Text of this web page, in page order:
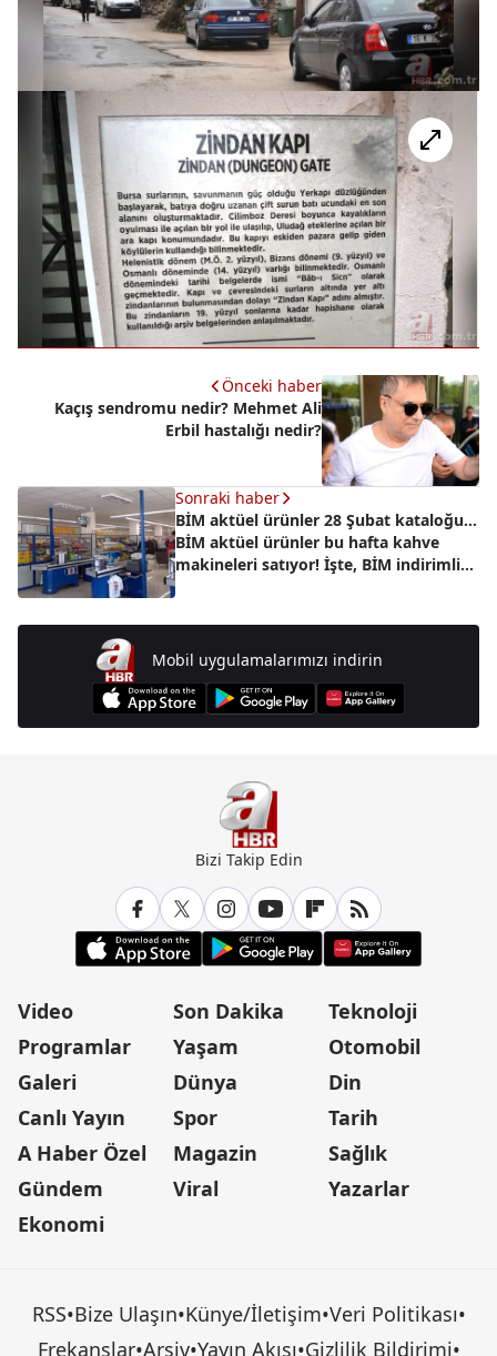
Önceki haber
Kaçış sendromu nedir? Mehmet Ali
Erbil hastalığı nedir?
Sonraki haber
BİM aktüel ürünler 28 Şubat kataloğu…
BİM aktüel ürünler bu hafta kahve
makineleri satıyor! İşte, BİM indirimli
Mobil uygulamalarımızı indirin
Bizi Takip Edin
Video
Programlar
Galeri
Canlı Yayın
A Haber Özel
Gündem
Ekonomi
Son Dakika
Yaşam
Dünya
Spor
Magazin
Viral
Teknoloji
Otomobil
Din
Tarih
Sağlık
Yazarlar
RSS•Bize Ulaşın•Künye/İletişim•Veri Politikası•
Frekanslar•Arşiv•Yayın Akışı•Gizlilik Bildirimi•